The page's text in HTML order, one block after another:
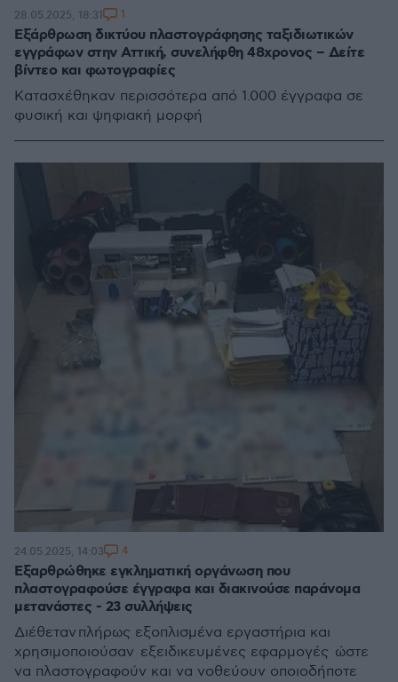
Εξάρθρωση δικτύου πλαστογράφησης ταξιδιωτικών
εγγράφων στην Αττική, συνελήφθη 48χρονος – Δείτε
βίντεο και φωτογραφίες
Κατασχέθηκαν περισσότερα από 1.000 έγγραφα σε
φυσική και ψηφιακή μορφή
28.05.2025, 18:31 1
Εξαρθρώθηκε εγκληματική οργάνωση που
πλαστογραφούσε έγγραφα και διακινούσε παράνομα
μετανάστες - 23 συλλήψεις
Διέθεταν πλήρως εξοπλισμένα εργαστήρια και
χρησιμοποιούσαν εξειδικευμένες εφαρμογές ώστε
να πλαστογραφούν και να νοθεύουν οποιοδήποτε
24.05.2025, 14:03 4